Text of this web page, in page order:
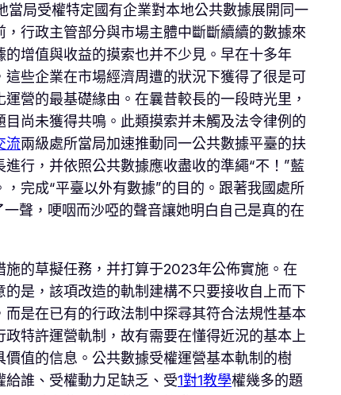
局受權特定國有企業對本地公共數據展開同一
行政主管部分與市場主體中斷斷續續的數據來
增值與收益的摸索也并不少見。早在十多年
些企業在市場經濟周遭的狀況下獲得了很是可
營的最基礎緣由。在曩昔較長的一段時光里，
尚未獲得共鳴。此類摸索并未觸及法令律例的
流兩級處所當局加速推動同一公共數據平臺的扶
行，并依照公共數據應收盡收的準繩“不！”藍
完成“平臺以外有數據”的目的。跟著我國處所
聲，哽咽而沙啞的聲音讓她明白自己是真的在
的草擬任務，并打算于2023年公佈實施。在
是，該項改造的軌制建構不只要接收自上而下
是在已有的行政法制中探尋其符合法規性基本
特許運營軌制，故有需要在懂得近況的基本上
值的信息。公共數據受權運營基本軌制的樹
誰、受權動力足缺乏、受1對1教學權幾多的題